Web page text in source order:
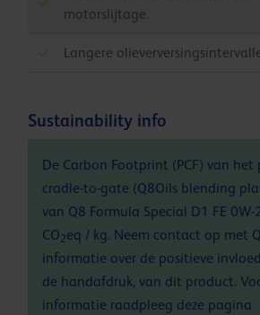
motorslijtage.
Langere
Sustainability info
De Carbon Footprint (PCF) van het
cradle-to-gate (Q8Oils blending
van Q8 Formula Special D1 FE 0W-
CO2eq / kg. Neem contact op met
informatie over de positieve
de handafdruk, van dit product.
informatie raadpleeg deze pagina